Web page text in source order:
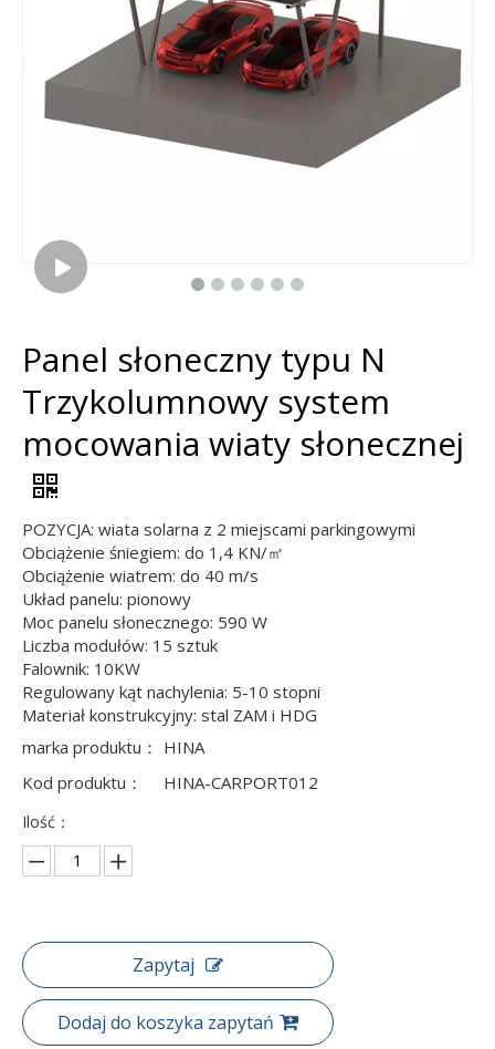
Panel słoneczny typu N
Trzykolumnowy system
mocowania wiaty słonecznej
POZYCJA: wiata solarna z 2 miejscami parkingowymi
Obciążenie śniegiem: do 1,4 KN/㎡
Obciążenie wiatrem: do 40 m/s
Układ panelu: pionowy
Moc panelu słonecznego: 590 W
Liczba modułów: 15 sztuk
Falownik: 10KW
Regulowany kąt nachylenia: 5-10 stopni
Materiał konstrukcyjny: stal ZAM i HDG
marka produktu： HINA
Kod produktu：
HINA-CARPORT012
Ilość：
Zapytaj
Dodaj do koszyka zapytań